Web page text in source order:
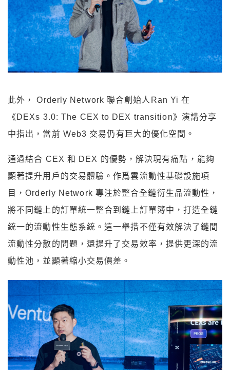
此外， Orderly Network 聯合創始人Ran Yi 在
《DEXs 3.0: The CEX to DEX transition》演講分享
中指出，當前 Web3 交易仍有巨大的優化空間。
通過結合 CEX 和 DEX 的優勢，解決現有痛點，能夠
顯著提升用戶的交易體驗。作爲雲流動性基礎設施項
目，Orderly Network 專注於整合全鏈衍生品流動性，
將不同鏈上的訂單統一整合到鏈上訂單簿中，打造全鏈
統一的流動性生態系統。這一舉措不僅有效解決了鏈間
流動性分散的問題，還提升了交易效率，提供更深的流
動性池，並顯著縮小交易價差。